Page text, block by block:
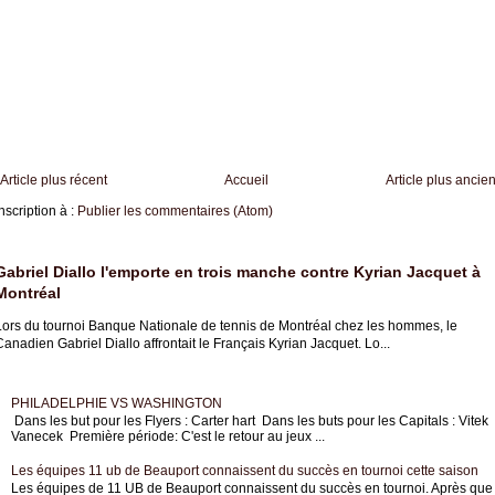
Article plus récent Article plus ancien
Accueil
à : Publier les commentaires (Atom)
Diallo l'emporte en trois manche contre Kyrian Jacquet à
du tournoi Banque Nationale de tennis de Montréal chez les hommes, le
Gabriel Diallo affrontait le Français Kyrian Jacquet. Lo...
PHILADELPHIE VS WASHINGTON
Dans les but pour les Flyers : Carter hart Dans les buts pour les Capitals : Vitek
Vanecek Première période: C'est le retour au jeux ...
Les équipes 11 ub de Beauport connaissent du succès en tournoi cette saison
Les équipes de 11 UB de Beauport connaissent du succès en tournoi. Après que